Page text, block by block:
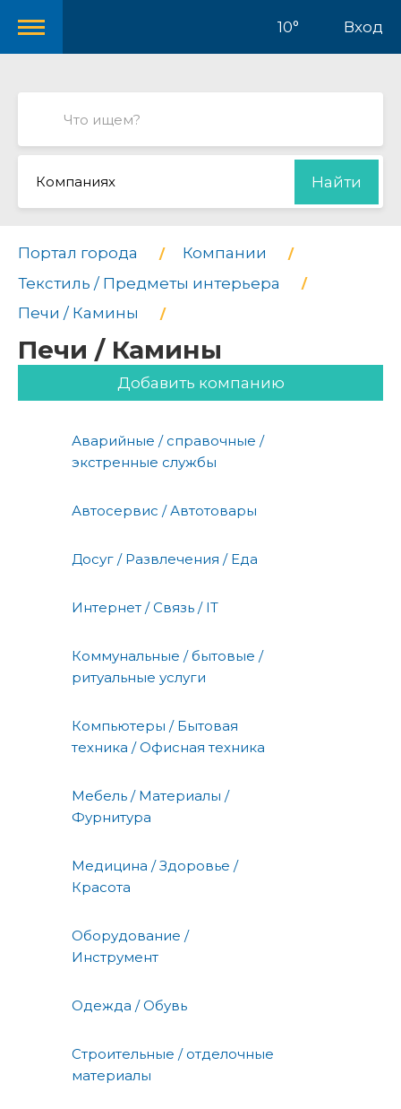
10° Вход
Компаниях Найти
Портал города
Компании
Текстиль / Предметы интерьера
Печи / Камины
Печи / Камины
Добавить компанию
Аварийные / справочные /
экстренные службы
Автосервис / Автотовары
Досуг / Развлечения / Еда
Интернет / Связь / IT
Коммунальные / бытовые /
ритуальные услуги
Компьютеры / Бытовая
техника / Офисная техника
Мебель / Материалы /
Фурнитура
Медицина / Здоровье /
Красота
Оборудование /
Инструмент
Одежда / Обувь
Строительные / отделочные
материалы